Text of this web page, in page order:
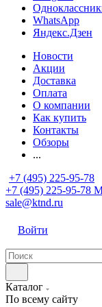
WhatsApp
Яндекс.Дзен
Новости
Акции
Доставка
Оплата
О компании
Как купить
Контакты
Обзоры
...
+7 (495) 225-95-78
+7 (495) 225-95-78
sale@ktnd.ru
Войти
Каталог
По всему сайту